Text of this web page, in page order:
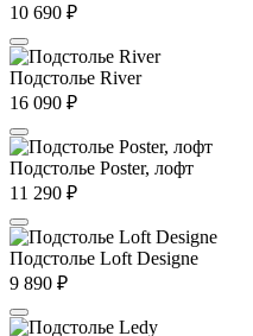
10 690 ₽
Подстолье River
16 090 ₽
Подстолье Poster, лофт
11 290 ₽
Подстолье Loft Designe
9 890 ₽